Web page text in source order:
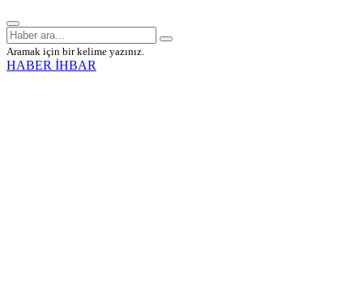
Aramak için bir kelime yazınız.
HABER İHBAR